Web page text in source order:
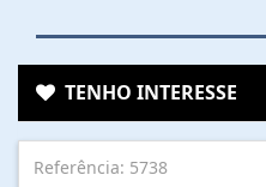
TENHO INTERESSE